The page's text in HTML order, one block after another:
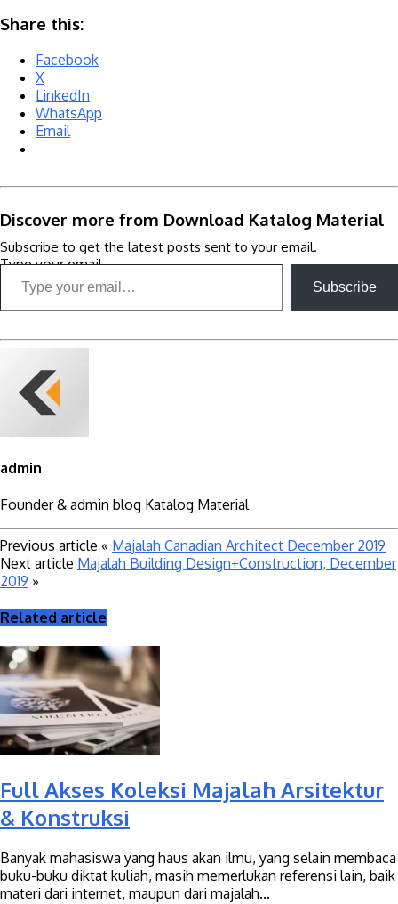
Share this:
Facebook
X
LinkedIn
WhatsApp
Email
Discover more from Download Katalog Material
Subscribe to get the latest posts sent to your email.
Type your email…
Subscribe
admin
Founder & admin blog Katalog Material
Previous article « Majalah Canadian Architect December 2019
Next article Majalah Building Design+Construction, December
2019 »
Related article
Full Akses Koleksi Majalah Arsitektur
& Konstruksi
Banyak mahasiswa yang haus akan ilmu, yang selain membaca
buku-buku diktat kuliah, masih memerlukan referensi lain, baik
materi dari internet, maupun dari majalah...